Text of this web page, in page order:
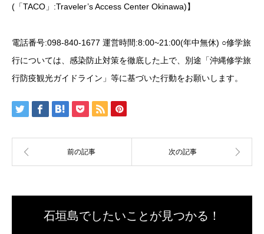
(「TACO」:Traveler’s Access Center Okinawa)】
電話番号:098-840-1677 運営時間:8:00~21:00(年中無休) ○修学旅
行については、感染防止対策を徹底した上で、別途「沖縄修学旅
行防疫観光ガイドライン」等に基づいた行動をお願いします。
石垣島でしたいことが見つかる！